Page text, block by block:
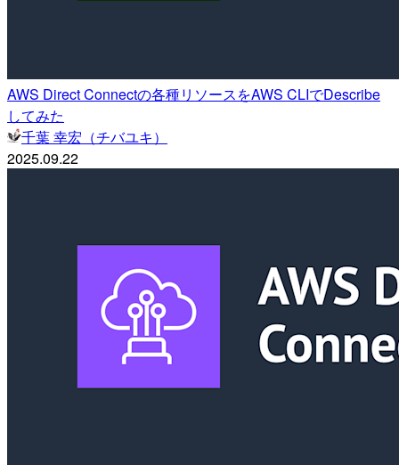
AWS Direct Connectの各種リソースをAWS CLIでDescribe
してみた
千葉 幸宏（チバユキ）
2025.09.22